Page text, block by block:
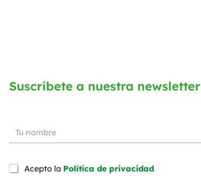
Suscríbete a nuestra newsletter
Acepto la Política de privacidad